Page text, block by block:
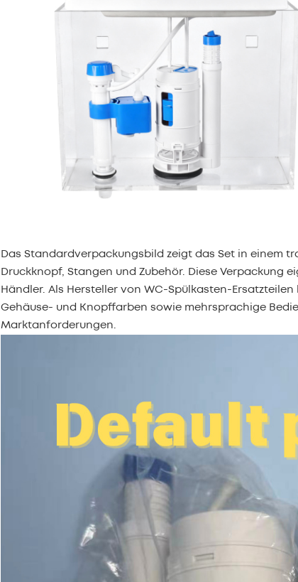
Das Standardverpackungsbild zeigt das Set in einem
Druckknopf, Stangen und Zubehör. Diese Verpackung
Händler. Als Hersteller von WC-Spülkasten-
Gehäuse- und Knopffarben sowie mehrsprachige
Marktanforderungen.